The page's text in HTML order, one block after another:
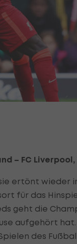
FC Liverpool,
ertönt
für das
geht die
aufgehört
des